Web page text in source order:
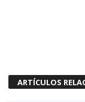
ARTÍCULOS